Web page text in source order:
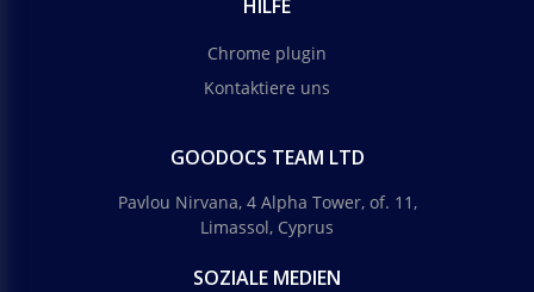
HILFE
Chrome plugin
Kontaktiere uns
GOODOCS TEAM LTD
Pavlou Nirvana, 4 Alpha Tower, of. 11,
Limassol, Cyprus
SOZIALE MEDIEN